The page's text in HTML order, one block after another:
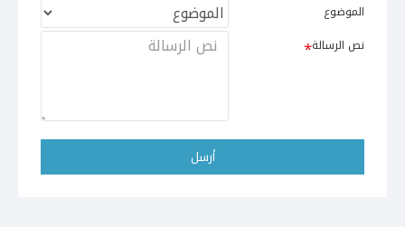
الموضوع
نص الرسالة
أرسل